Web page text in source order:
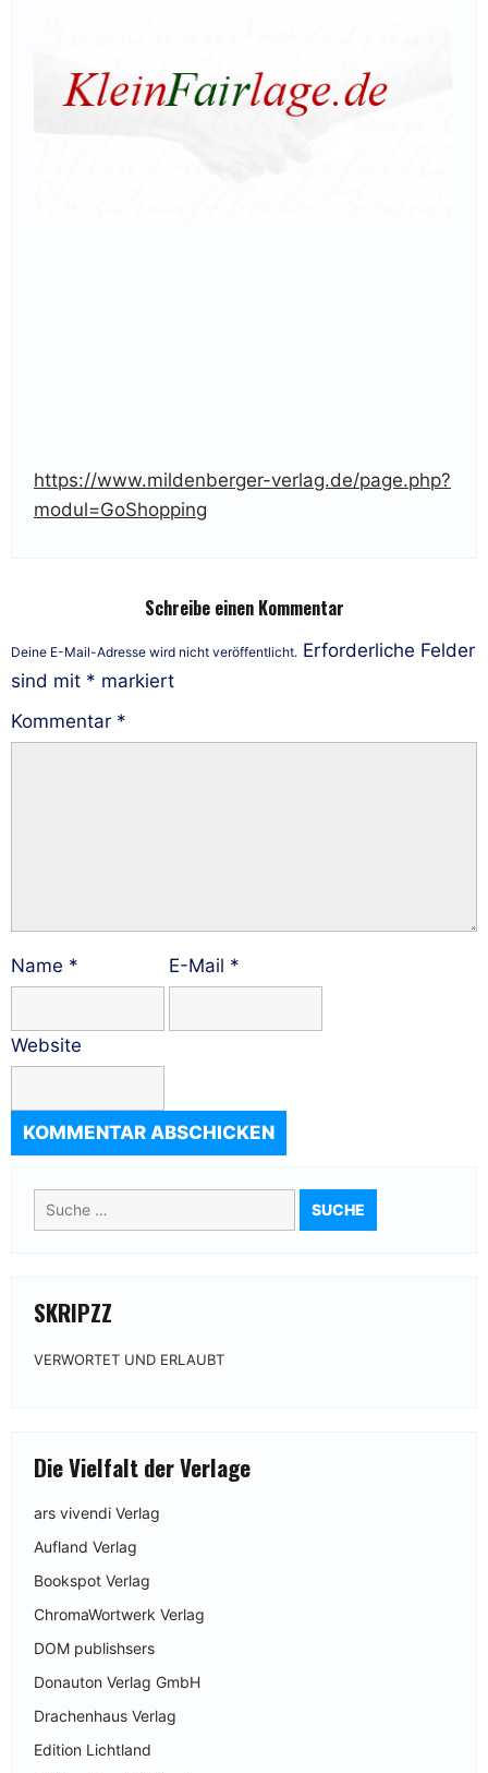
https://www.mildenberger-verlag.de/page.php?
modul=GoShopping
Schreibe einen Kommentar
Deine E-Mail-Adresse wird nicht veröffentlicht. Erforderliche Felder
sind mit * markiert
Kommentar *
Name * E-Mail *
Website
Suche
nach:
SKRIPZZ
VERWORTET UND ERLAUBT
Die Vielfalt der Verlage
ars vivendi Verlag
Aufland Verlag
Bookspot Verlag
ChromaWortwerk Verlag
DOM publishsers
Donauton Verlag GmbH
Drachenhaus Verlag
Edition Lichtland